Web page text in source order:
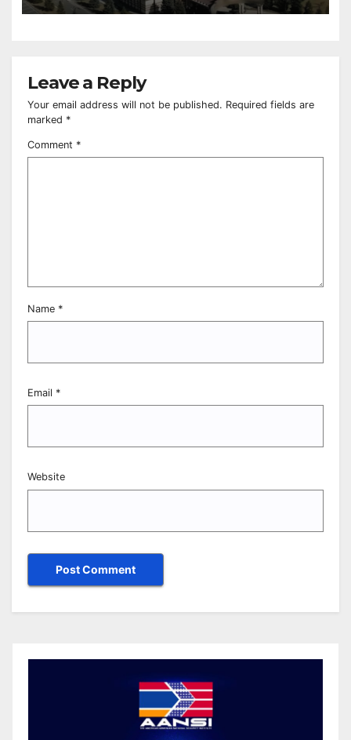
Leave a Reply
Your email address will not be published. Required fields are
marked *
Comment *
Name *
Email *
Website